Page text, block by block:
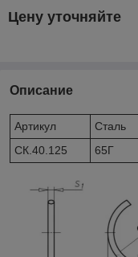
Цену уточняйте
Описание
Артикул Сталь
CК.40.125
65Г